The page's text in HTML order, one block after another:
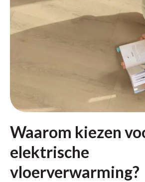
Waarom kiezen
elektrische
vloerverwarming?